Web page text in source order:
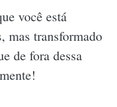
você está
mas transformado
de fora dessa